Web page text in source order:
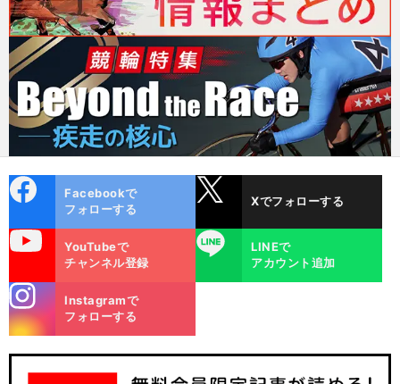
ok
Facebookで
フォローする
Xでフォローする
YouTubeで
チャンネル登録
LINE
LINEで
アカウント追加
m
Instagramで
フォローする